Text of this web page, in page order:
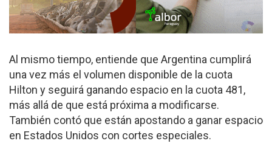
Al mismo tiempo, entiende que Argentina cumplirá
una vez más el volumen disponible de la cuota
Hilton y seguirá ganando espacio en la cuota 481,
más allá de que está próxima a modificarse.
También contó que están apostando a ganar espacio
en Estados Unidos con cortes especiales.